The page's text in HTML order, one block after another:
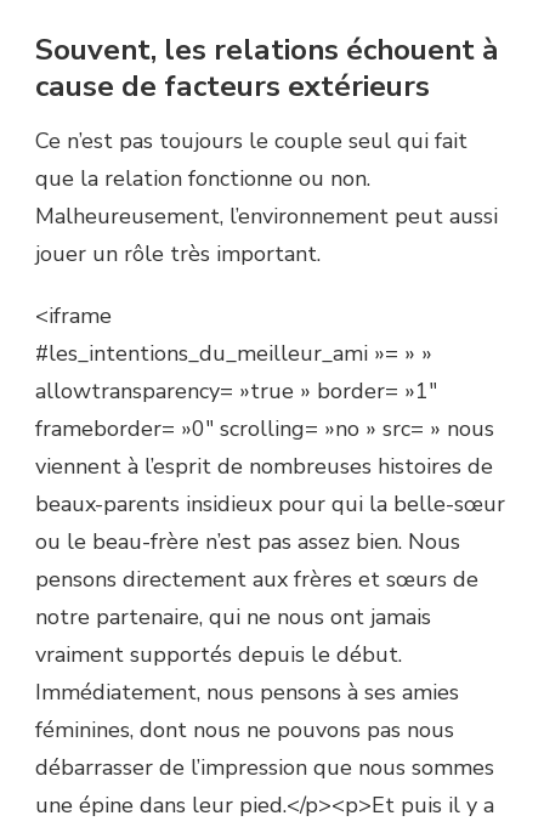
Souvent, les relations échouent à
cause de facteurs extérieurs
Ce n’est pas toujours le couple seul qui fait
que la relation fonctionne ou non.
Malheureusement, l’environnement peut aussi
jouer un rôle très important.
<iframe
#les_intentions_du_meilleur_ami »= » »
allowtransparency= »true » border= »1″
frameborder= »0″ scrolling= »no » src= » nous
viennent à l’esprit de nombreuses histoires de
beaux-parents insidieux pour qui la belle-sœur
ou le beau-frère n’est pas assez bien. Nous
pensons directement aux frères et sœurs de
notre partenaire, qui ne nous ont jamais
vraiment supportés depuis le début.
Immédiatement, nous pensons à ses amies
féminines, dont nous ne pouvons pas nous
débarrasser de l’impression que nous sommes
une épine dans leur pied.</p><p>Et puis il y a